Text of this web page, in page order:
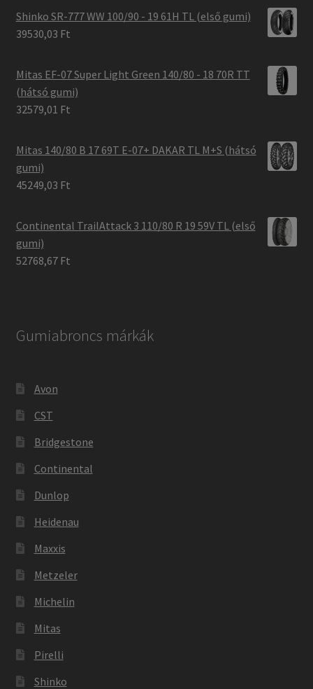
Shinko SR-777 WW 100/90 - 19 61H TL (első gumi)
39530,03 Ft
Mitas EF-07 Super Light Green 140/80 - 18 70R TT
(hátsó gumi)
32579,01 Ft
Mitas 140/80 B 17 69T E-07+ DAKAR TL M+S (hátsó
gumi)
45249,03 Ft
Continental TrailAttack 3 110/80 R 19 59V TL (első
gumi)
52768,67 Ft
Gumiabroncs márkák
Avon
CST
Bridgestone
Continental
Dunlop
Heidenau
Maxxis
Metzeler
Michelin
Mitas
Pirelli
Shinko